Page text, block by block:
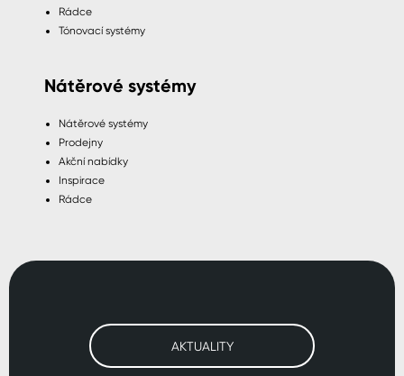
Rádce
Tónovací systémy
Nátěrové systémy
Nátěrové systémy
Prodejny
Akční nabídky
Inspirace
Rádce
AKTUALITY